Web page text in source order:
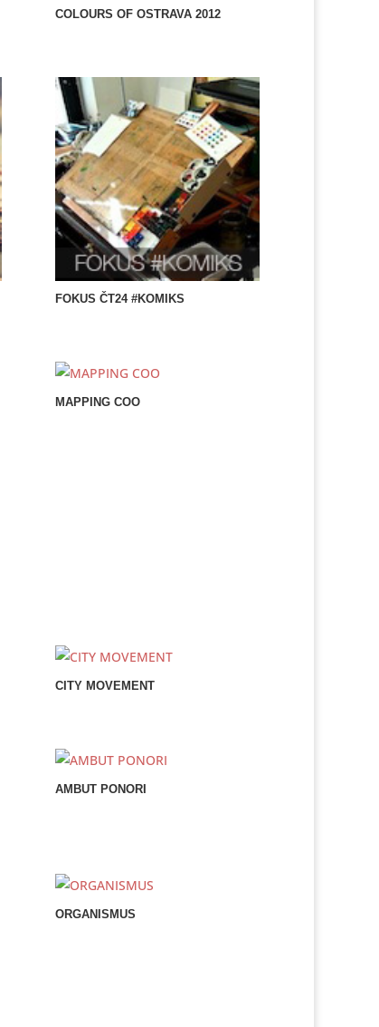
COLOURS OF OSTRAVA 2012
FOKUS ČT24 #KOMIKS
MAPPING COO
CITY MOVEMENT
AMBUT PONORI
ORGANISMUS